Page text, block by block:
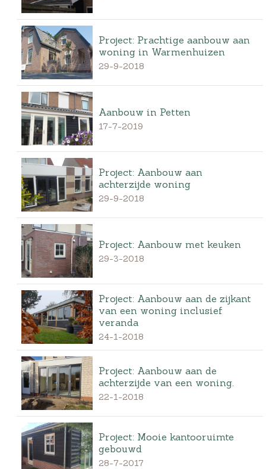
Project: Prachtige aanbouw aan
woning in Warmenhuizen
29-9-2018
Aanbouw in Petten
17-7-2019
Project: Aanbouw aan
achterzijde woning
29-9-2018
Project: Aanbouw met keuken
29-3-2018
Project: Aanbouw aan de zijkant
van een woning inclusief
veranda
24-1-2018
Project: Aanbouw aan de
achterzijde van een woning.
22-1-2018
Project: Mooie kantooruimte
gebouwd
28-7-2017